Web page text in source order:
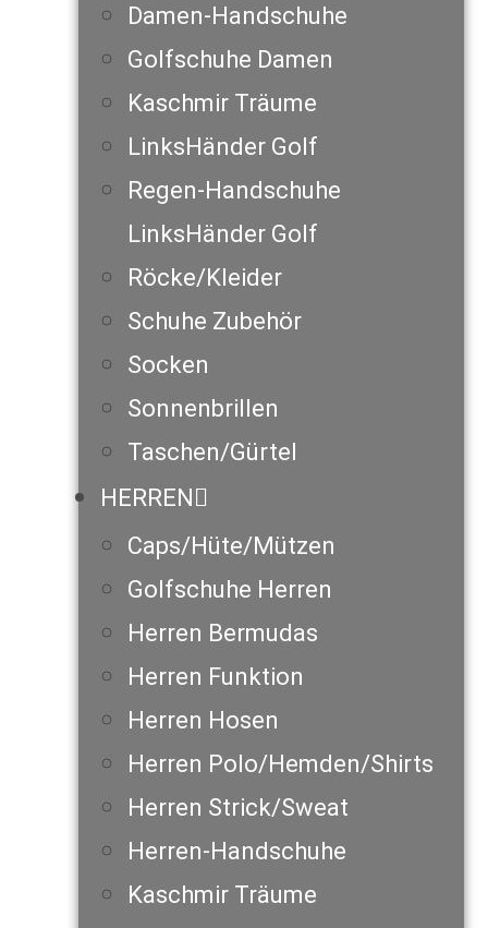
Damen-Handschuhe
Golfschuhe Damen
Kaschmir Träume
LinksHänder Golf
Regen-Handschuhe
LinksHänder Golf
Röcke/Kleider
Schuhe Zubehör
Socken
Sonnenbrillen
Taschen/Gürtel
HERREN
Caps/Hüte/Mützen
Golfschuhe Herren
Herren Bermudas
Herren Funktion
Herren Hosen
Herren Polo/Hemden/Shirts
Herren Strick/Sweat
Herren-Handschuhe
Kaschmir Träume